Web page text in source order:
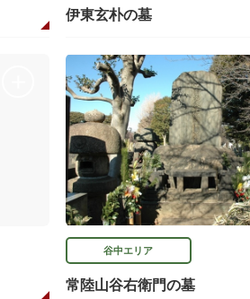
伊東玄朴の墓
谷中エリア
常陸山谷右衛門の墓